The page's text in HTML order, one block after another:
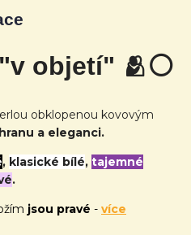
objetí" 🫂⚪
obklopenou kovovým
a eleganci.
, klasické bílé, tajemné
.
jsou pravé - více